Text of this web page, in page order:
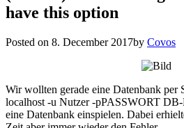
have this option
Posted on 8. December 2017by Covos
Wir wollten gerade eine Datenbank per
localhost -u Nutzer -pPASSWORT
eine Datenbank einspielen. Dabei